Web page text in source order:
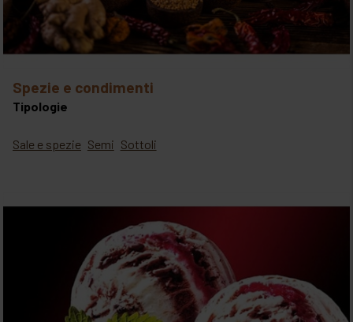
spezie e condimenti
Tipologie
Sale e spezie Semi Sottoli